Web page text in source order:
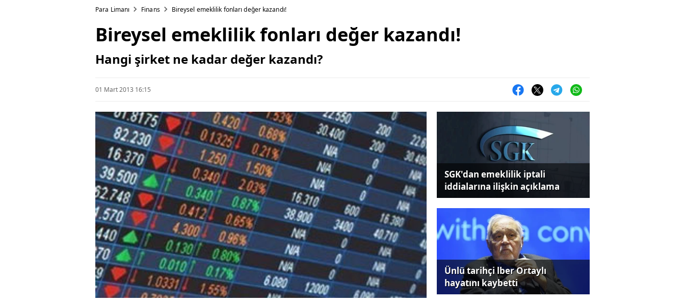
Para Limanı Finans Bireysel emeklilik fonları değer kazandı!
Bireysel emeklilik fonları değer kazandı!
Hangi şirket ne kadar değer kazandı?
01 Mart 2013 16:15
SGK'dan emeklilik iptali
iddialarına ilişkin açıklama
Ünlü tarihçi lber Ortaylı
hayatını kaybetti